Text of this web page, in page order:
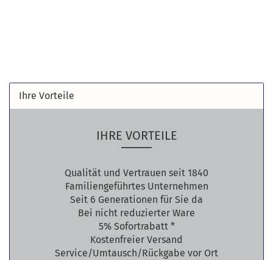
Ihre Vorteile
IHRE VORTEILE
Qualität und Vertrauen seit 1840
Familiengeführtes Unternehmen
Seit 6 Generationen für Sie da
Bei nicht reduzierter Ware
5% Sofortrabatt *
Kostenfreier Versand
Service/Umtausch/Rückgabe vor Ort